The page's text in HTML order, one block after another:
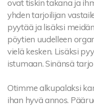
ovat tiskin takana ja
yhden tarjoilijan
pyytää ja lisäksi
pöytien uudelleen
vielä kesken. Lisäksi
istumaan. Sinänsä
Otimme alkupalaksi
ihan hyvä annos.